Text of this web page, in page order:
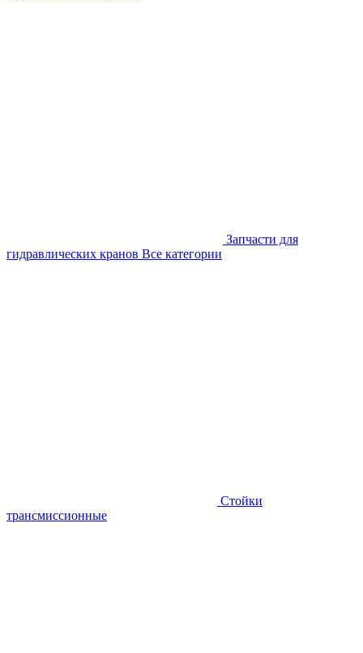
Запчасти для
гидравлических кранов Все категории
Стойки
трансмиссионные